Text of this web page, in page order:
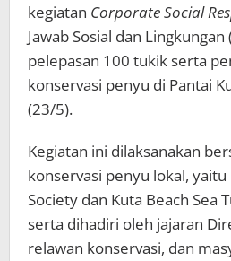
kegiatan Corporate Social
Jawab Sosial dan Lingkungan
pelepasan 100 tukik serta
konservasi penyu di Pantai
(23/5).
Kegiatan ini dilaksanakan
konservasi penyu lokal, yaitu
Society dan Kuta Beach Sea
serta dihadiri oleh jajaran
relawan konservasi, dan